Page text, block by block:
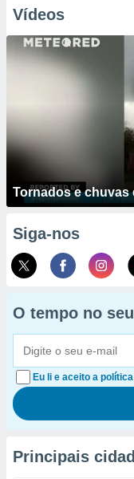
Vídeos
Tornados e chuvas
Siga-nos
O tempo no
Eu li e aceito a
Principais